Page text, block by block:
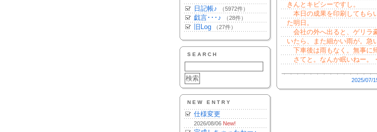
日記帳♪ （5972件）
戯言･･･♪ （28件）
旧Log （27件）
SEARCH
NEW ENTRY
仕様変更
2026/08/06 New!
きんとキビシーですし。
本日の成果を印刷してもら
た明日。
会社の外へ出ると、ゲリラ
いたら、また細かい雨が。急
下車後は雨もなく。無事に
さてと。なんか眠いねー。
2025/07/